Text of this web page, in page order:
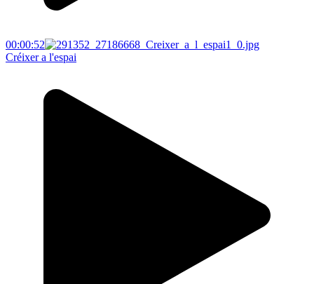
00:00:52
Créixer a l'espai